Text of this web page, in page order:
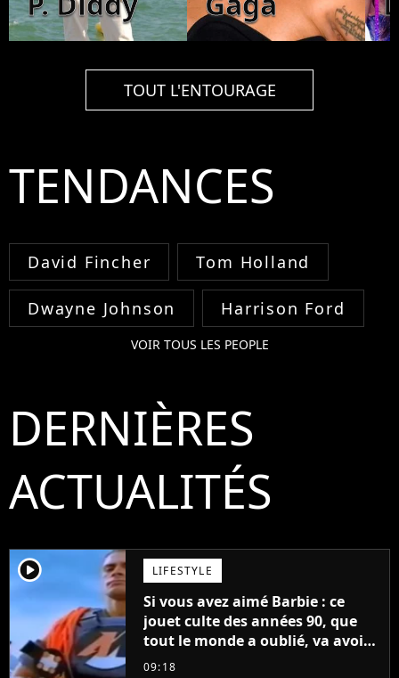
TOUT L'ENTOURAGE
TENDANCES
David Fincher Tom Holland
Dwayne Johnson Harrison Ford
VOIR TOUS LES PEOPLE
DERNIÈRES
ACTUALITÉS
player2 LIFESTYLE
Si vous avez aimé Barbie : ce
jouet culte des années 90, que
tout le monde a oublié, va avoir
un film
09:18